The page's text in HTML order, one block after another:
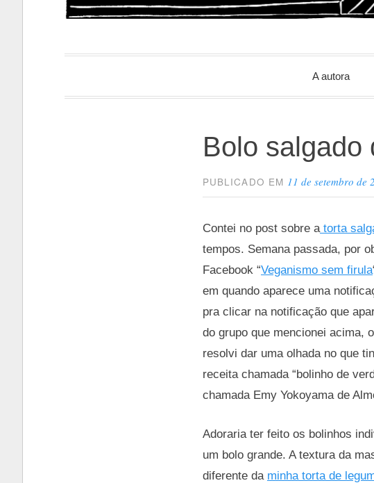
PapacapimA autora
Bolo salgado
PUBLICADO EM 11 de setembro de
Contei no post sobre atorta
tempos. Semana passada, por
Facebook “Veganismo sem firula
em quando aparece uma
pra clicar na notificação que
do grupo que mencionei acima,
resolvi dar uma olhada no que
receita chamada “bolinho de
chamada Emy Yokoyama de
Adoraria ter feito os bolinhos
um bolo grande. A textura da
diferente da minha torta de